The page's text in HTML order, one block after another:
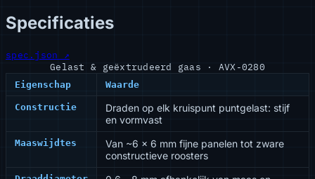
Specificaties
spec.json ↗
Gelast & geëxtrudeerd gaas · AVX-0280
Eigenschap Waarde
Constructie
Draden op elk kruispunt puntgelast: stijf
en vormvast
Maaswijdtes
Van ~6 × 6 mm fijne panelen tot zware
constructieve roosters